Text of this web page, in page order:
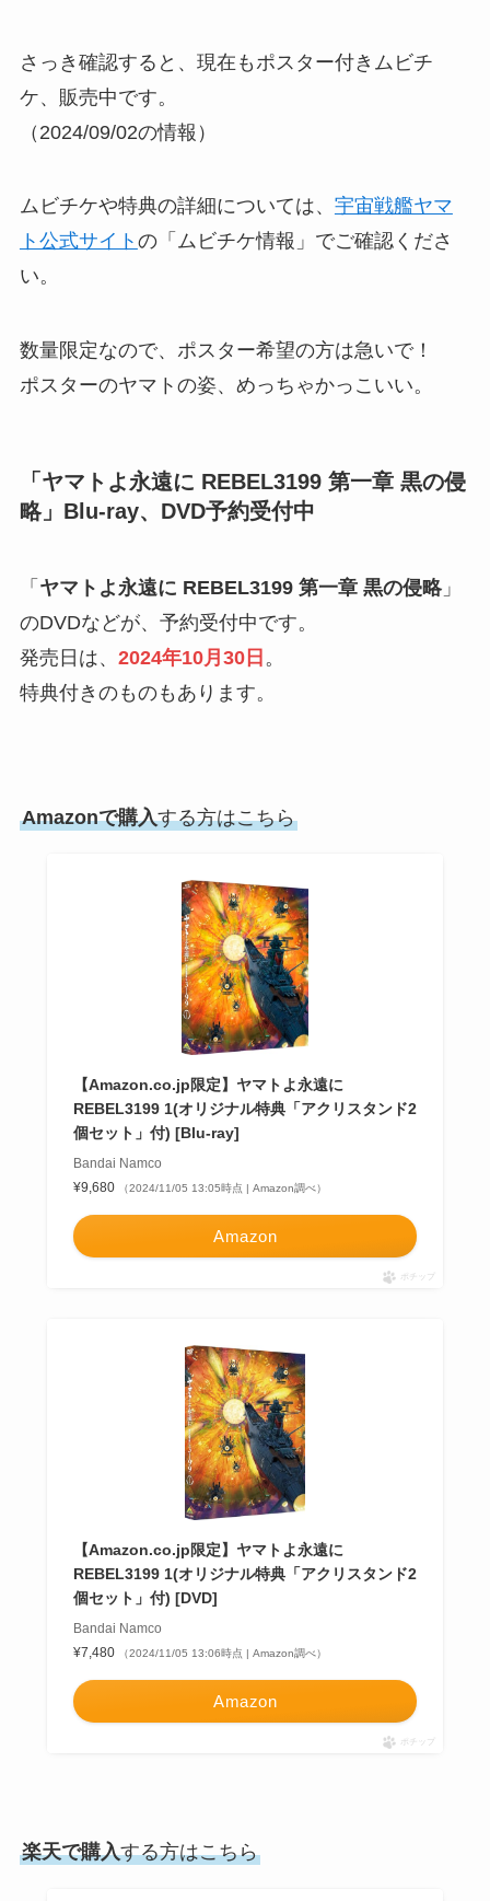
さっき確認すると、現在もポスター付きムビチ
ケ、販売中です。
（2024/09/02の情報）
ムビチケや特典の詳細については、 宇宙戦艦ヤマ
ト公式サイト の「ムビチケ情報」でご確認くださ
い。
数量限定なので、ポスター希望の方は急いで！
ポスターのヤマトの姿、めっちゃかっこいい。
「 ヤマトよ永遠に REBEL3199 第一章 黒の侵
略」Blu-ray、DVD予約受付中
「 ヤマトよ永遠に REBEL3199 第一章 黒の侵略」
のDVDなどが、予約受付中です。
発売日は、 2024年10月30日 。
特典付きのものもあります。
Amazonで購入する方はこちら
【Amazon.co.jp限定】ヤマトよ永遠に
REBEL3199 1(オリジナル特典「アクリスタンド2
個セット」付) [Blu-ray]
Bandai Namco
¥9,680
（2024/11/05 13:05時点 | Amazon調べ）
Amazon
ポチップ
【Amazon.co.jp限定】ヤマトよ永遠に
REBEL3199 1(オリジナル特典「アクリスタンド2
個セット」付) [DVD]
Bandai Namco
¥7,480
（2024/11/05 13:06時点 | Amazon調べ）
Amazon
ポチップ
楽天で購入する方はこちら